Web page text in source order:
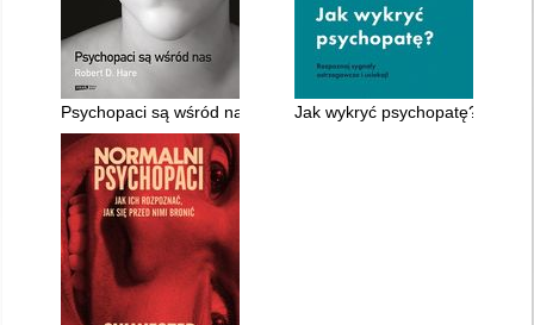
Psychopaci są wśród nas Jak wykryć psychopatę? :